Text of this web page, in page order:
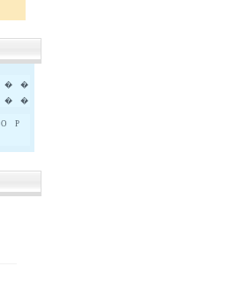
�
�
� �
O
P